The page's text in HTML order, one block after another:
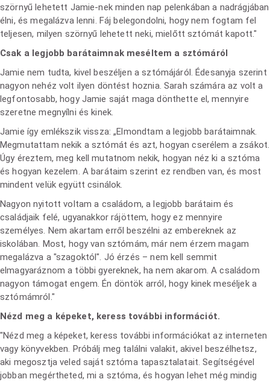
szörnyű lehetett Jamie-nek minden nap pelenkában a nadrágjában
élni, és megalázva lenni. Fáj belegondolni, hogy nem fogtam fel
teljesen, milyen szörnyű lehetett neki, mielőtt sztómát kapott."
Csak a legjobb barátaimnak meséltem a sztómáról
Jamie nem tudta, kivel beszéljen a sztómájáról. Édesanyja szerint
nagyon nehéz volt ilyen döntést hoznia. Sarah számára az volt a
legfontosabb, hogy Jamie saját maga dönthette el, mennyire
szeretne megnyílni és kinek.
Jamie így emlékszik vissza: „Elmondtam a legjobb barátaimnak.
Megmutattam nekik a sztómát és azt, hogyan cserélem a zsákot.
Úgy éreztem, meg kell mutatnom nekik, hogyan néz ki a sztóma
és hogyan kezelem. A barátaim szerint ez rendben van, és most
mindent velük együtt csinálok.
Nagyon nyitott voltam a családom, a legjobb barátaim és
családjaik felé, ugyanakkor rájöttem, hogy ez mennyire
személyes. Nem akartam erről beszélni az embereknek az
iskolában. Most, hogy van sztómám, már nem érzem magam
megalázva a "szagoktól". Jó érzés – nem kell semmit
elmagyaráznom a többi gyereknek, ha nem akarom. A családom
nagyon támogat engem. Én döntök arról, hogy kinek meséljek a
sztómámról."
Nézd meg a képeket, keress további információt.
"Nézd meg a képeket, keress további információkat az interneten
vagy könyvekben. Próbálj meg találni valakit, akivel beszélhetsz,
aki megosztja veled saját sztóma tapasztalatait. Segítségével
jobban megértheted, mi a sztóma, és hogyan lehet még mindig